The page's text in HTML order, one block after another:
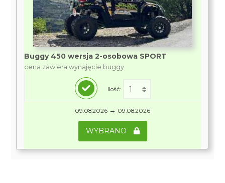
Buggy 450 wersja 2-osobowa SPORT
cena zawiera wynajęcie buggy
Ilość:
09.08.2026 → 09.08.2026
WYBRANO